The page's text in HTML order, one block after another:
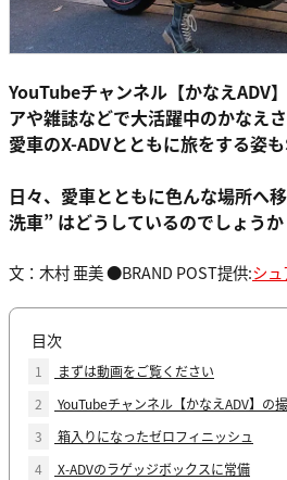
YouTubeチャンネル【かなえADV
アや雑誌などで大活躍中のかなえ
愛車のX-ADVとともに旅をする姿
日々、愛車とともに色んな場所へ
洗車” はどうしているのでしょうか
文：木村 亜美 ●BRAND POST提供:シ
目次
1
まずは動画をご覧ください
2
YouTubeチャンネル【かなえADV】の
3
箱入りになったゼロフィニッシュ
4
X-ADVのラゲッジボックスに常備